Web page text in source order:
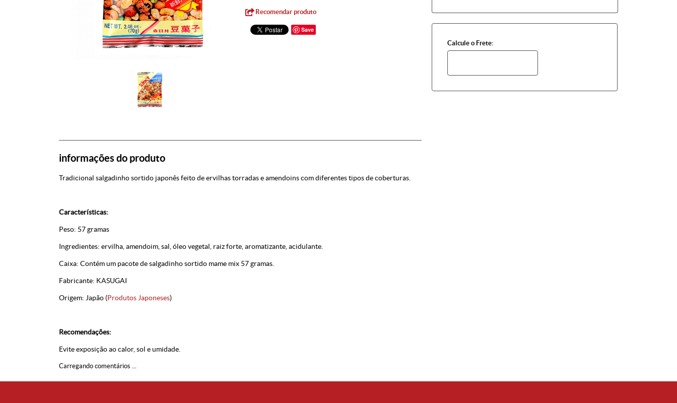
Recomendar produto
Save
Calcule o Frete:
informações do produto
Tradicional salgadinho sortido japonês feito de ervilhas torradas e amendoins com diferentes tipos de coberturas.
Características:
Peso: 57 gramas
Ingredientes: ervilha, amendoim, sal, óleo vegetal, raiz forte, aromatizante, acidulante.
Caixa: Contém um pacote de salgadinho sortido mame mix 57 gramas.
Fabricante: KASUGAI
Origem: Japão (Produtos Japoneses)
Recomendações:
Evite exposição ao calor, sol e umidade.
Carregando comentários ...